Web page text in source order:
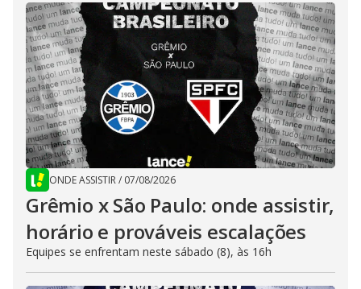
ONDE ASSISTIR/ 07/08/2026
Grêmio x São Paulo: onde assistir,
horário e prováveis escalações
Equipes se enfrentam neste sábado (8), às 16h